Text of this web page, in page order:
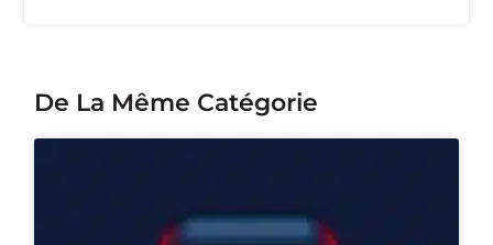
De La Même Catégorie